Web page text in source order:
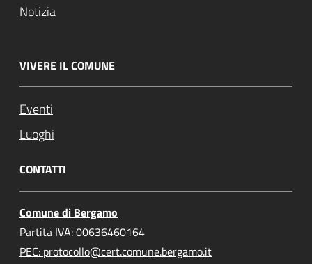
Notizia
VIVERE IL COMUNE
Eventi
Luoghi
CONTATTI
Comune di Bergamo
Partita IVA: 00636460164
PEC: protocollo@cert.comune.bergamo.it